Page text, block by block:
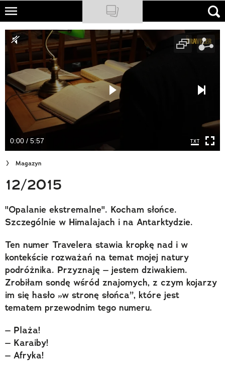
Skip
main
content
NATIONAL GEOGRAPHIC
TRAVELER
PODCASTY
Sklep
Newsletter
Cuda Polski
Wielki Konkurs Fotograficzny
Trendbook Podróżniczy
Polecane
0:00 / 5:57
Magazyn
12/2015
"Opalanie ekstremalne". Kocham słońce.
Szczególnie w Himalajach i na Antarktydzie.
Ten numer Travelera stawia kropkę nad i w
kontekście rozważań na temat mojej natury
podróżnika. Przyznaję – jestem dziwakiem.
Zrobiłam sondę wśród znajomych, z czym kojarzy
im się hasło „w stronę słońca”, które jest
tematem przewodnim tego numeru.
– Plaża!
– Karaiby!
– Afryka!